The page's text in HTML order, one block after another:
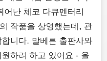
어난 체코 다큐멘터리
작품을 상영했는데, 관
니다. 말베른 출판사와
하려 하고 있어요 - 올